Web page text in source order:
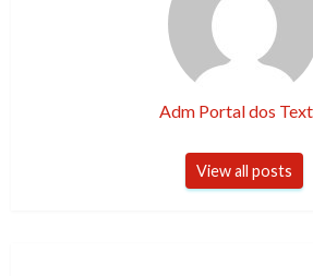
Adm Portal dos
View all posts